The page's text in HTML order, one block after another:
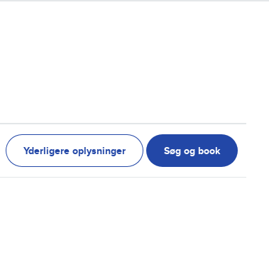
Yderligere oplysninger Søg og book